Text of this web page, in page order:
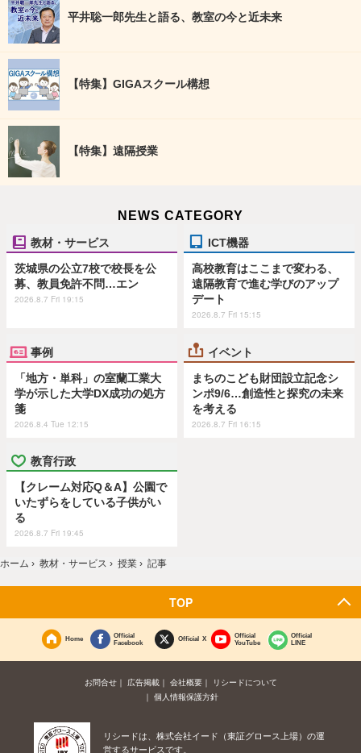
平井聡一郎先生と語る、教室の今と近未来
【特集】GIGAスクール構想
【特集】遠隔授業
NEWS CATEGORY
教材・サービス
茨城県の公立7校で校長を公
募、教員免許不問…エン
2026.8.7 Fri 19:15
ICT機器
高校教育はここまで変わる、
遠隔教育で進む学びのアップ
デート
2026.8.7 Fri 15:15
事例
「地方・単科」の室蘭工業大
学が示した大学DX成功の処方
箋
2026.8.4 Tue 12:15
イベント
まちのこども財団設立記念シ
ンポ9/6…創造性と探究の未来
を考える
2026.8.7 Fri 16:15
教育行政
【クレーム対応Q＆A】公園で
いたずらをしている子供がい
る
2026.8.7 Fri 19:45
ホーム › 教材・サービス › 授業 › 記事
TOP
Home
Official
Facebook
Official X
Official
YouTube
Official
LINE
お問合せ 広告掲載 会社概要
リシードについて
個人情報保護方針
リシードは、株式会社イード（東証グロース上場）の運
営するサービスです。